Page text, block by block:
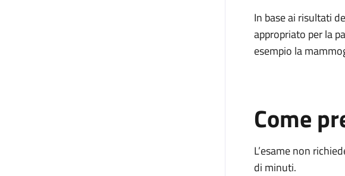
In base ai risultati
appropriato per la
esempio la
Come
L’esame non
di minuti.